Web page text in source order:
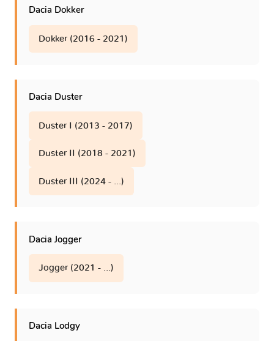
Dacia Dokker
Dokker (2016 - 2021)
Dacia Duster
Duster I (2013 - 2017)
Duster II (2018 - 2021)
Duster III (2024 - ...)
Dacia Jogger
Jogger (2021 - ...)
Dacia Lodgy